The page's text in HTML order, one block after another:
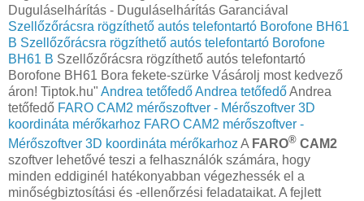
Duguláselhárítás - Duguláselhárítás Garanciával
Szellőzőrácsra rögzíthető autós telefontartó Borofone BH61
B Szellőzőrácsra rögzíthető autós telefontartó Borofone
BH61 B Szellőzőrácsra rögzíthető autós telefontartó
Borofone BH61 Bora fekete-szürke Vásárolj most kedvező
áron! Tiptok.hu" Andrea tetőfedőAndrea tetőfedőAndrea
tetőfedő FARO CAM2 mérőszoftver - Mérőszoftver 3D
koordináta mérőkarhoz FARO CAM2 mérőszoftver -
Mérőszoftver 3D koordináta mérőkarhoz A FARO® CAM2
szoftver lehetővé teszi a felhasználók számára, hogy
minden eddiginél hatékonyabban végezhessék el a
minőségbiztosítási és -ellenőrzési feladataikat. A fejlett